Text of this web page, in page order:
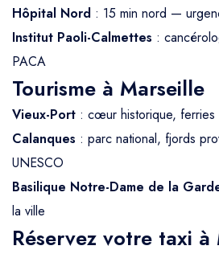
Hôpital Nord : 15 min nord —
Institut Paoli-Calmettes :
PACA
Tourisme à Marseille
Vieux-Port : cœur historique,
Calanques : parc national, fjords
UNESCO
Basilique Notre-Dame de la
la ville
Réservez votre taxi à